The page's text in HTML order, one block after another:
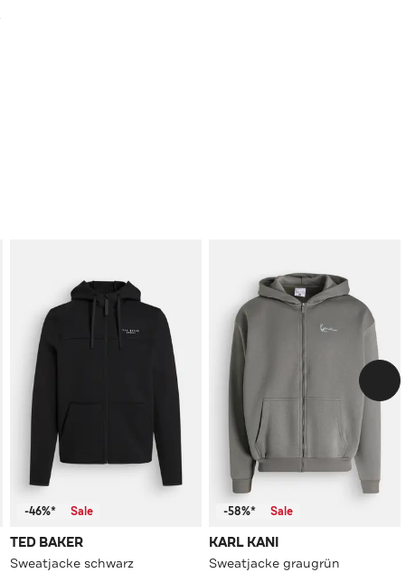
-46%* Sale
TED BAKER
Sweatjacke schwarz
-58%* Sale
KARL KANI
Sweatjacke graugrün